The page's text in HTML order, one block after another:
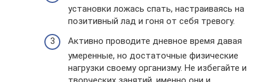
установки ложась спать, настраиваясь на
позитивный лад и гоня от себя тревогу.
Активно проводите дневное время давая
умеренные, но достаточные физические
нагрузки своему организму. Не избегайте и